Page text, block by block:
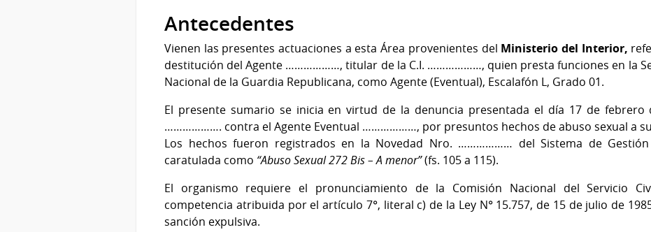
Antecedentes
Vienen las presentes actuaciones a esta Área provenientes del Ministerio del Interior,
destitución del Agente ………………, titular de la C.I. ………………, quien presta funciones en la
Nacional de la Guardia Republicana, como Agente (Eventual), Escalafón L, Grado 01.
El presente sumario se inicia en virtud de la denuncia presentada el día 17 de febrero
………………. contra el Agente Eventual ………………, por presuntos hechos de abuso sexual a
Los hechos fueron registrados en la Novedad Nro. ……………… del Sistema de Gestión
caratulada como “Abuso Sexual 272 Bis – A menor”(fs. 105 a 115).
El organismo requiere el pronunciamiento de la Comisión Nacional del Servicio
competencia atribuida por el artículo 7°, literal c) de la Ley N° 15.757, de 15 de julio de
sanción expulsiva.